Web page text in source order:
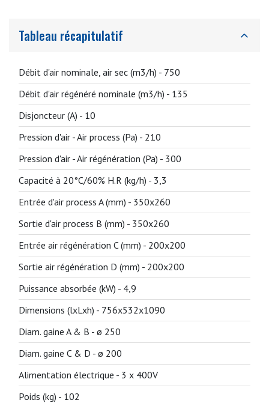
Tableau récapitulatif
Débit d'air nominale, air sec (m3/h) - 750
Débit d'air régénéré nominale (m3/h) - 135
Disjoncteur (A) - 10
Pression d'air - Air process (Pa) - 210
Pression d'air - Air régénération (Pa) - 300
Capacité à 20°C/60% H.R (kg/h) - 3,3
Entrée d'air process A (mm) - 350x260
Sortie d'air process B (mm) - 350x260
Entrée air régénération C (mm) - 200x200
Sortie air régénération D (mm) - 200x200
Puissance absorbée (kW) - 4,9
Dimensions (lxLxh) - 756x532x1090
Diam. gaine A & B - ø 250
Diam. gaine C & D - ø 200
Alimentation électrique - 3 x 400V
Poids (kg) - 102